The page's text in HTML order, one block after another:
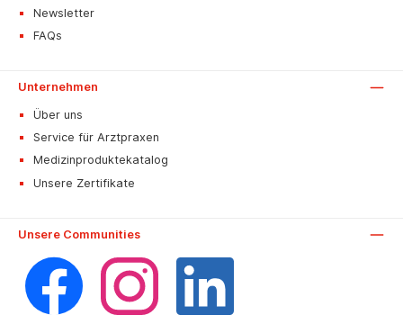
Newsletter
FAQs
Unternehmen
Über uns
Service für Arztpraxen
Medizinproduktekatalog
Unsere Zertifikate
Unsere Communities
Facebook Instagram LinkedIn